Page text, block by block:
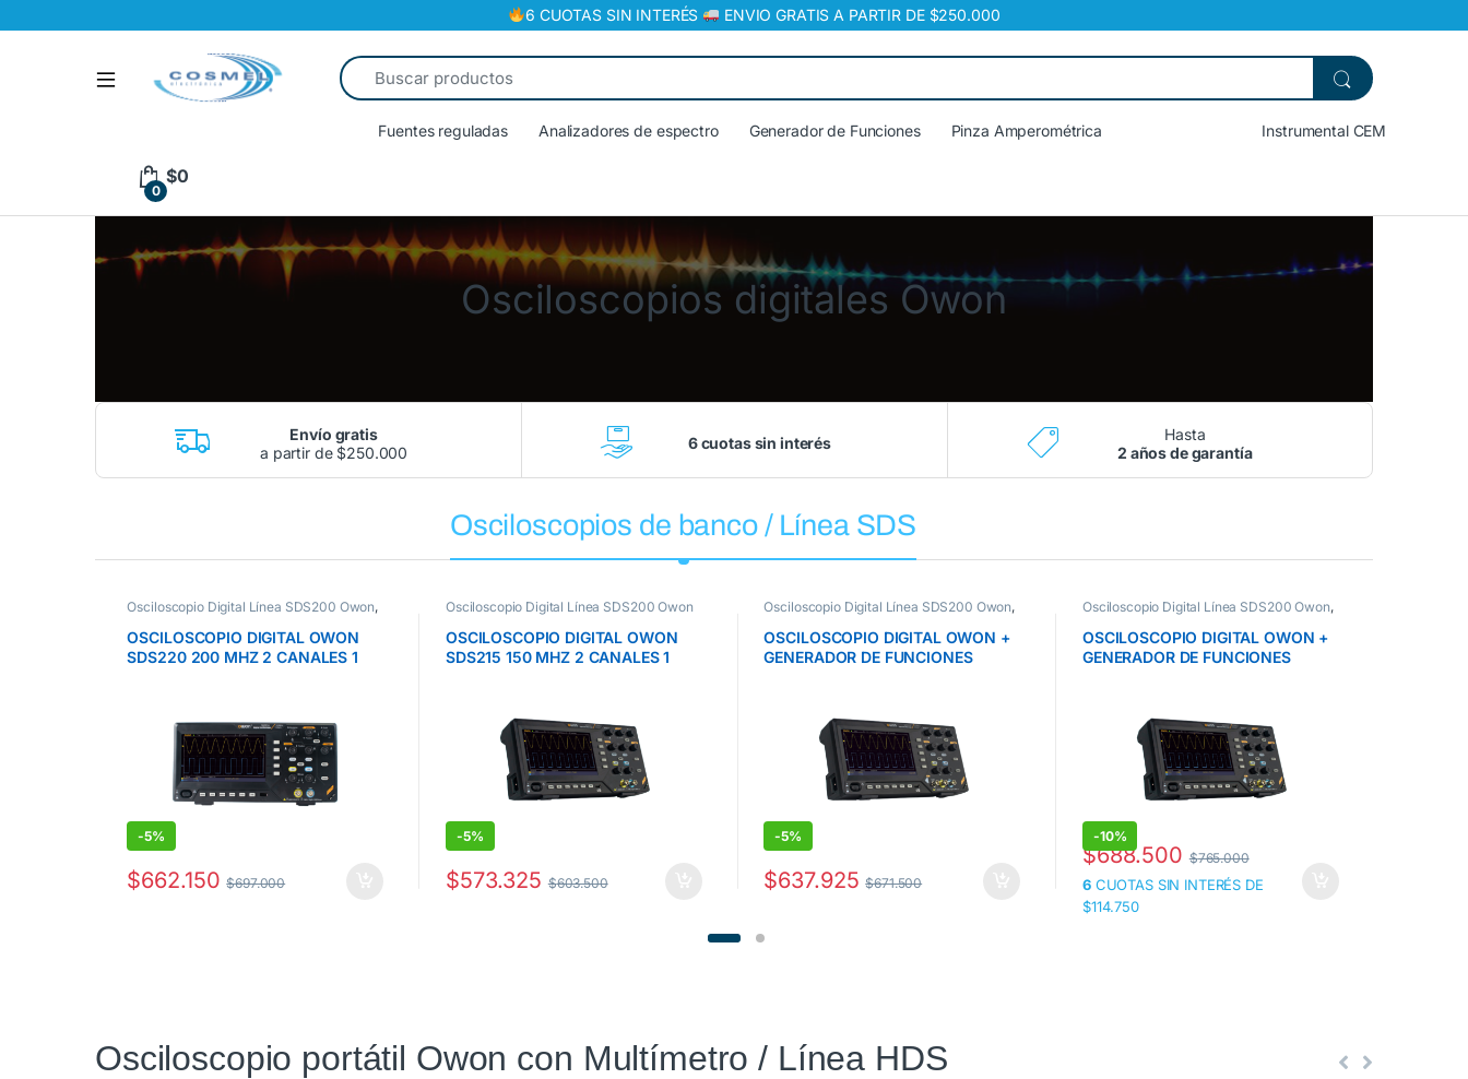
6 CUOTAS SIN INTERÉS ENVIO GRATIS A PARTIR DE $250.000
Fuentes reguladas Analizadores de espectro Generador de Funciones Pinza Amperométrica Instrumental CEM
0
$0
Osciloscopios digitales Owon
Envío gratis
a partir de $250.000
6 cuotas sin interés
Hasta
2 años de garantía
Osciloscopios de banco / Línea SDS
Osciloscopio Digital Línea SDS200 Owon,
Osciloscopios Owon
OSCILOSCOPIO DIGITAL OWON
SDS220 200 MHZ 2 CANALES 1
-5%
$662.150 $697.000
Osciloscopio Digital Línea SDS200 Owon
OSCILOSCOPIO DIGITAL OWON
SDS215 150 MHZ 2 CANALES 1
-5%
$573.325 $603.500
Osciloscopio Digital Línea SDS200 Owon,
Osciloscopios Owon
OSCILOSCOPIO DIGITAL OWON +
GENERADOR DE FUNCIONES
-5%
$637.925 $671.500
Osciloscopio Digital Línea SDS200 Owon,
Osciloscopios Owon
OSCILOSCOPIO DIGITAL OWON +
GENERADOR DE FUNCIONES
-10%
$688.500 $765.000
6CUOTAS SIN INTERÉS DE
$114.750
Osciloscopio portátil Owon con Multímetro / Línea HDS